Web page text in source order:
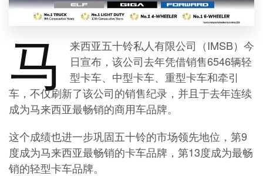
马
来西亚五十铃私人有限公司（IMSB）今
日宣布，该公司去年凭借销售6546辆轻
型卡车、中型卡车、重型卡车和牵引
车，不仅刷新了该公司的销售纪录，并且于去年连续
成为马来西亚最畅销的商用车品牌。
这个成绩也进一步巩固五十铃的市场领先地位，第9
度成为马来西亚最畅销的卡车品牌，第13度成为最畅
销的轻型卡车品牌。